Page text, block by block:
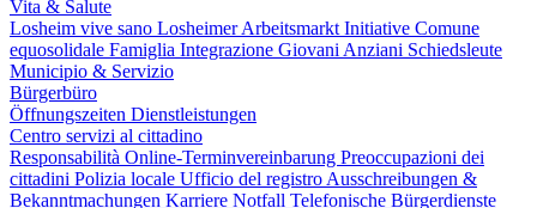
Vita & Salute
Losheim vive sano Losheimer Arbeitsmarkt Initiative Comune
equosolidale Famiglia Integrazione Giovani Anziani Schiedsleute
Municipio & Servizio
Bürgerbüro
Öffnungszeiten Dienstleistungen
Centro servizi al cittadino
Responsabilità Online-Terminvereinbarung Preoccupazioni dei
cittadini Polizia locale Ufficio del registro Ausschreibungen &
Bekanntmachungen Karriere Notfall Telefonische Bürgerdienste